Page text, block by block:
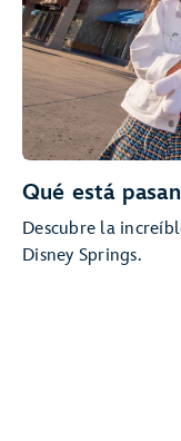
Qué está
Descubre la
Disney Springs.